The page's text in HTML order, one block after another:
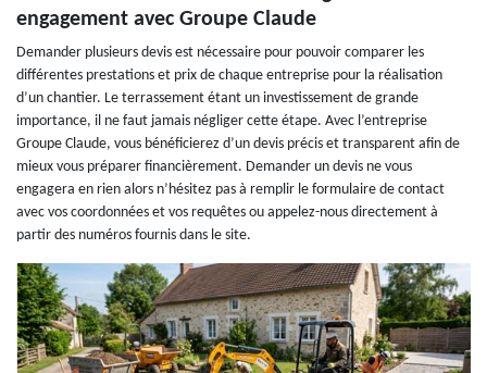
engagement avec Groupe Claude
Demander plusieurs devis est nécessaire pour pouvoir comparer les
différentes prestations et prix de chaque entreprise pour la réalisation
d’un chantier. Le terrassement étant un investissement de grande
importance, il ne faut jamais négliger cette étape. Avec l’entreprise
Groupe Claude, vous bénéficierez d’un devis précis et transparent afin de
mieux vous préparer financièrement. Demander un devis ne vous
engagera en rien alors n’hésitez pas à remplir le formulaire de contact
avec vos coordonnées et vos requêtes ou appelez-nous directement à
partir des numéros fournis dans le site.